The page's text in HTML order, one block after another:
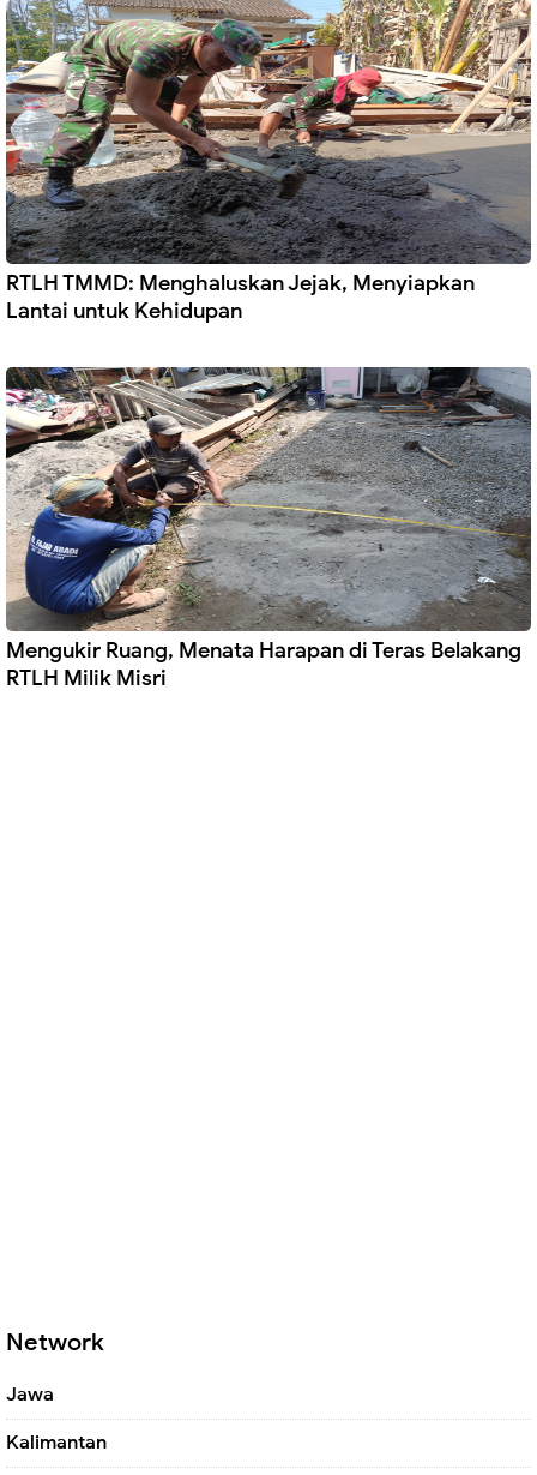
RTLH TMMD: Menghaluskan Jejak, Menyiapkan
Lantai untuk Kehidupan
Mengukir Ruang, Menata Harapan di Teras Belakang
RTLH Milik Misri
Network
Jawa
Kalimantan